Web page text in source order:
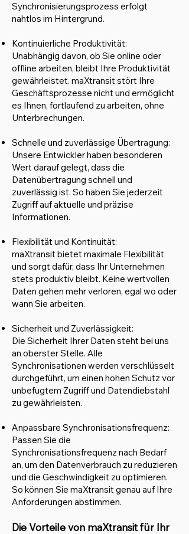
Synchronisierungsprozess erfolgt
nahtlos im Hintergrund.
Kontinuierliche Produktivität:
Unabhängig davon, ob Sie online oder
offline arbeiten, bleibt Ihre Produktivität
gewährleistet. maXtransit stört Ihre
Geschäftsprozesse nicht und ermöglicht
es Ihnen, fortlaufend zu arbeiten, ohne
Unterbrechungen.
Schnelle und zuverlässige Übertragung:
Unsere Entwickler haben besonderen
Wert darauf gelegt, dass die
Datenübertragung schnell und
zuverlässig ist. So haben Sie jederzeit
Zugriff auf aktuelle und präzise
Informationen.
Flexibilität und Kontinuität:
maXtransit bietet maximale Flexibilität
und sorgt dafür, dass Ihr Unternehmen
stets produktiv bleibt. Keine wertvollen
Daten gehen mehr verloren, egal wo oder
wann Sie arbeiten.
Sicherheit und Zuverlässigkeit:
Die Sicherheit Ihrer Daten steht bei uns
an oberster Stelle. Alle
Synchronisationen werden verschlüsselt
durchgeführt, um einen hohen Schutz vor
unbefugtem Zugriff und Datendiebstahl
zu gewährleisten.
Anpassbare Synchronisationsfrequenz:
Passen Sie die
Synchronisationsfrequenz nach Bedarf
an, um den Datenverbrauch zu reduzieren
und die Geschwindigkeit zu optimieren.
So können Sie maXtransit genau auf Ihre
Anforderungen abstimmen.
Die Vorteile von maXtransit für Ihr